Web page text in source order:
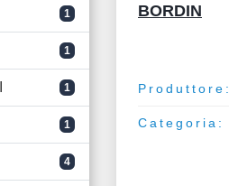
1
1
1
1
4
BORDIN
Produttore:
Categoria: